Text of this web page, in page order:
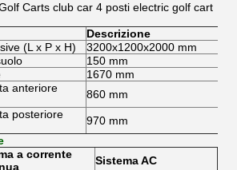
Carts club car 4 posti electric golf cart
Descrizione
(L x P x H)
3200x1200x2000 mm
150 mm
1670 mm
anteriore
860 mm
posteriore
970 mm
a corrente
Sistema AC